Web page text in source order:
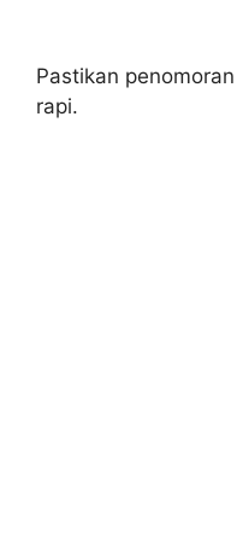
Pastikan
rapi.